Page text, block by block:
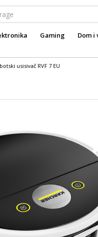
Gaming Dom i
usisivač RVF 7 EU